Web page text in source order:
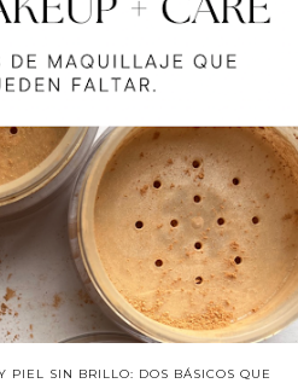
PIEL SIN BRILLO: DOS BÁSICOS QUE